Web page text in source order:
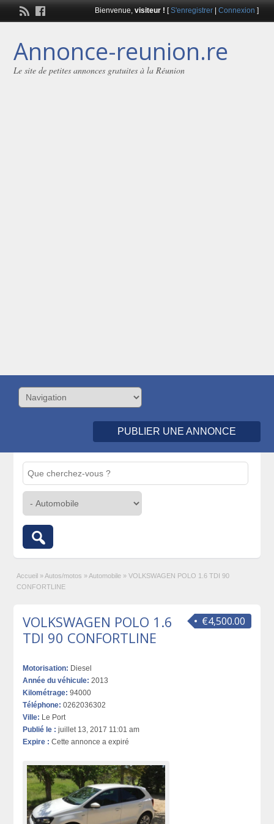
Bienvenue, visiteur ! [S'enregistrer| Connexion ]
Annonce-reunion.re
Le site de petites annonces gratuites à la Réunion
PUBLIER UNE ANNONCE
Accueil » Autos/motos » Automobile » VOLKSWAGEN POLO 1.6 TDI 90
CONFORTLINE
€4,500.00
VOLKSWAGEN POLO 1.6
TDI 90 CONFORTLINE
Motorisation: Diesel
Année du véhicule: 2013
Kilométrage: 94000
Téléphone: 0262036302
Ville: Le Port
Publié le : juillet 13, 2017 11:01 am
Expire : Cette annonce a expiré